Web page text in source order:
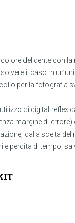
del dente con
il caso in
per la fotografia
di digital
margine di
dalla scelta del
e perdita di tempo,